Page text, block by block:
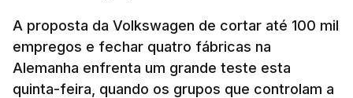
A proposta da Volkswagen de cortar até 100 mil
empregos e fechar quatro fábricas na
Alemanha enfrenta um grande teste esta
quinta-feira, quando os grupos que controlam a